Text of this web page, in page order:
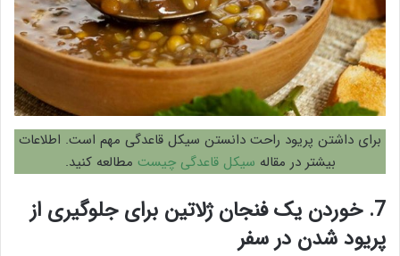
برای داشتن پریود راحت دانستن سیکل قاعدگی مهم است. اطلاعات
بیشتر در مقاله سیکل قاعدگی چیست مطالعه کنید.
7. خوردن یک فنجان ژلاتین برای جلوگیری از
پریود شدن در سفر